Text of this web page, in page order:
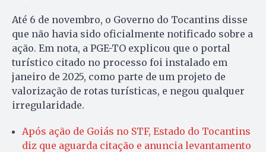
Até 6 de novembro, o Governo do Tocantins disse
que não havia sido oficialmente notificado sobre a
ação. Em nota, a PGE-TO explicou que o portal
turístico citado no processo foi instalado em
janeiro de 2025, como parte de um projeto de
valorização de rotas turísticas, e negou qualquer
irregularidade.
Após ação de Goiás no STF, Estado do Tocantins
diz que aguarda citação e anuncia levantamento